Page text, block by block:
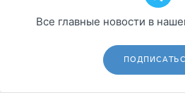
Все главные новости в